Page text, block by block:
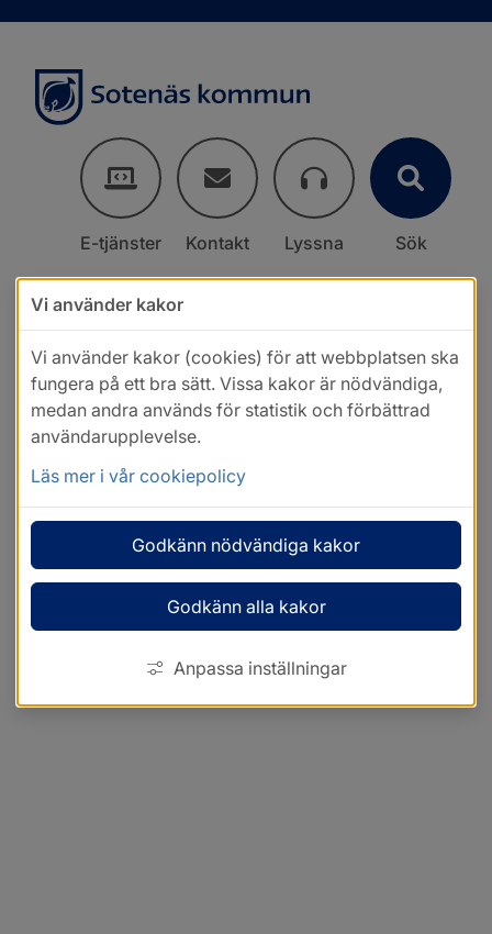
E-tjänster Kontakt Lyssna Sök
Vi använder kakor
Vi använder kakor (cookies) för att webbplatsen ska
fungera på ett bra sätt. Vissa kakor är nödvändiga,
medan andra används för statistik och förbättrad
användarupplevelse.
Läs mer i vår cookiepolicy
Godkänn nödvändiga kakor
Godkänn alla kakor
Anpassa inställningar